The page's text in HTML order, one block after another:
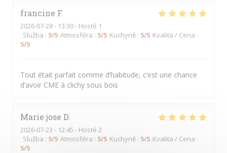
francine F
2026-07-28- 13:30 - Hosté 1
Služba : 5/5 Atmosféra : 5/5 Kuchyně : 5/5 Kvalita / Cena :
5/5
Tout était parfait comme d’habitude, c’est une chance
d’avoir CME à clichy sous bois
Marie jose D
2026-07-23 - 12:45 - Hosté 2
Služba : 5/5 Atmosféra : 5/5 Kuchyně : 5/5 Kvalita / Cena :
5/5